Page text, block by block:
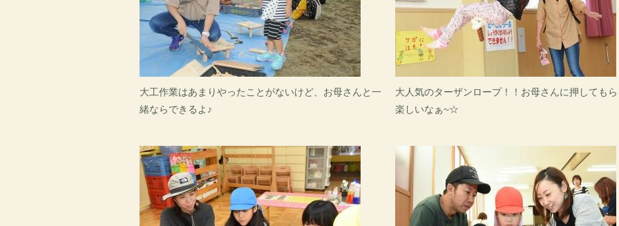
大工作業はあまりやったことがないけど、お母さんと一
緒ならできるよ♪
大人気のターザンロープ！！お母さんに押しても
楽しいなぁ~☆